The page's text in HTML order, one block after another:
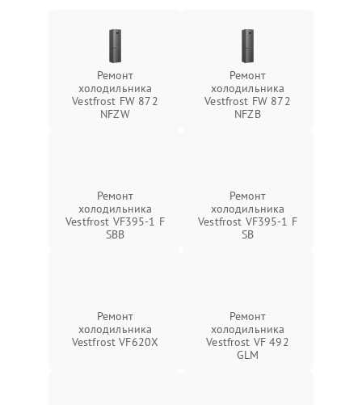
Ремонт
холодильника
Vestfrost FW 872
NFZW
Ремонт
холодильника
Vestfrost FW 872
NFZВ
Ремонт
холодильника
Vestfrost VF395-1 F
SBB
Ремонт
холодильника
Vestfrost VF395-1 F
SB
Ремонт
холодильника
Vestfrost VF620X
Ремонт
холодильника
Vestfrost VF 492
GLM